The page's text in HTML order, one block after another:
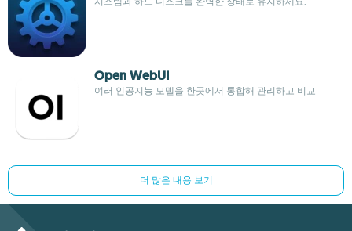
Open WebUI
여러 인공지능 모델을 한곳에서 통합해 관리하고 비교
더 많은 내용 보기